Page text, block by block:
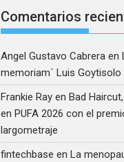
Comentarios
Angel Gustavo Cabrera en
memoriam´ Luis Goytisolo
Frankie Ray en Bad
en PUFA 2026 con el
largometraje
fintechbase en La